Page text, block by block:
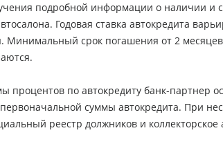
подробной информации о наличии и
Годовая ставка автокредита
Минимальный срок погашения от 2
по автокредиту банк-партнер
суммы автокредита. При
реестр должников и коллекторское